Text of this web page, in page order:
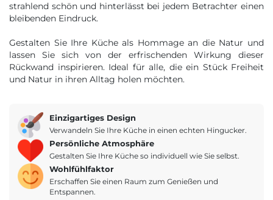
strahlend schön und hinterlässt bei jedem Betrachter einen
bleibenden Eindruck.
Gestalten Sie Ihre Küche als Hommage an die Natur und
lassen Sie sich von der erfrischenden Wirkung dieser
Rückwand inspirieren. Ideal für alle, die ein Stück Freiheit
und Natur in ihren Alltag holen möchten.
Einzigartiges Design
Verwandeln Sie Ihre Küche in einen echten Hingucker.
Persönliche Atmosphäre
Gestalten Sie Ihre Küche so individuell wie Sie selbst.
Wohlfühlfaktor
Erschaffen Sie einen Raum zum Genießen und
Entspannen.